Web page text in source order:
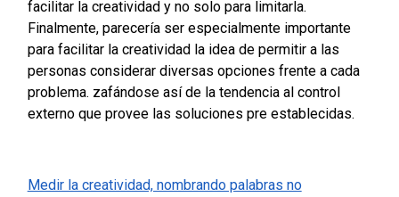
facilitar la creatividad y no solo para limitarla.
Finalmente, parecería ser especialmente importante
para facilitar la creatividad la idea de permitir a las
personas considerar diversas opciones frente a cada
problema. zafándose así de la tendencia al control
externo que provee las soluciones pre establecidas.
Medir la creatividad, nombrando palabras no